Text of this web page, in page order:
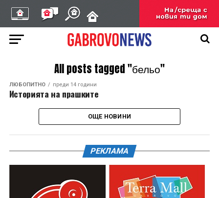
All posts tagged "бельо"
ЛЮБОПИТНО преди 14 години
Историята на прашките
ОЩЕ НОВИНИ
РЕКЛАМА